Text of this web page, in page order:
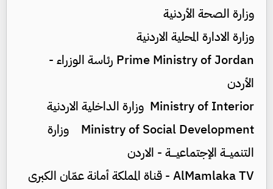
وزارة الصحة الأردنية
وزارة الادارة المحلية الاردنية
Prime Ministry of Jordan رئاسة الوزراء -
الأردن
Ministry of Interior وزارة الداخلية الاردنية
Ministry of Social Development وزارة
التنميـــة الإجتماعيــــة - الاردن
AlMamlaka TV - قناة المملكة أمانة عمّان الكبرى